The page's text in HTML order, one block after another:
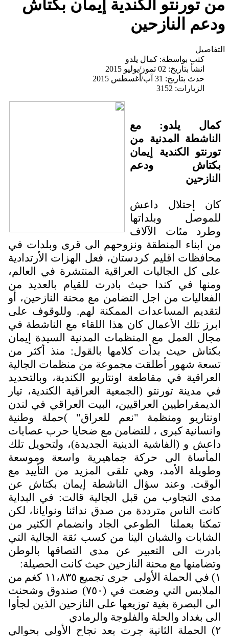
تورنتو الكندية إيمان بكتاش
النازحين
كتب بواسطة:كمال يلدو
انشأ بتاريخ: 02 تموز/يوليو 2015
حدث بتاريخ: 31 آب/أغسطس 2015
الزيارات: 3152
يلدو: مع
المدنية من
الكندية إيمان
ودعم
إحتلال داعش
وبلداتها
مئات الآلاف
ابناء المنطقة ونزوحهم الى قرى وبلدات في
اقليم كردستان، فعل الهزات الأرتدادية
كل الجاليات العراقية المنتشرة في العالم،
في كندا حيث بادرت للقيام بالعديد من
من اجل التضامن مع محنة النازحين، أو
المساعدات الممكنة لهم. وللوقوف على
تلك الأعمال كان هذا اللقاء مع الناشطة في
العمل مع المنظمات المدنية السيدة إيمان
حيث بدأت كلامها بالقول: منذ أكثر من
شهور أطلقت مجموعة من منظمات الجالية
في مقاطعة اونتاريو الكندية، وبالتحديد
مدينة تورنتو (الجمعية العراقية الكندية، تيار
العراقيين، البيت العراقي في لندن
ومنظمة "نعم للعراق" )حملة وطنية
كبرى ، للتضامن مع ضحايا حرب عصابات
و (الفاشية الدينية الجديدة)، ولتحويل تلك
الى حركة جماهيرية واسعة وموسعة
الأمد، وهي تلقى المزيد من التأييد مع
وعند سؤال الناشطة إيمان بكتاش عن
التجاوب من قبل الجالية قالت: في البداية
الناس مترددة من صدق ندائنا ونوايانا، لكن
بعملنا الطوعي الجاد وانضمام الكثير من
والشبان الينا من كسب ثقة الجالية التي
الى التعبير عن مدى التصاقها بالوطن
مع محنة النازحين حيث كانت الحصيلة:
١) في الحملة الأولى جرى تجميع ١١،٨٣٥ كغم من
الملابس التي وضعت في (٧٥٠) صندوق وشحنت
البصرة بغية توزيعها على النازحين الذين لجأوا
بغداد والحلة والفلوجة والرمادي
٢) الحملة الثانية جرت بعد نجاح الأولى بحوالي